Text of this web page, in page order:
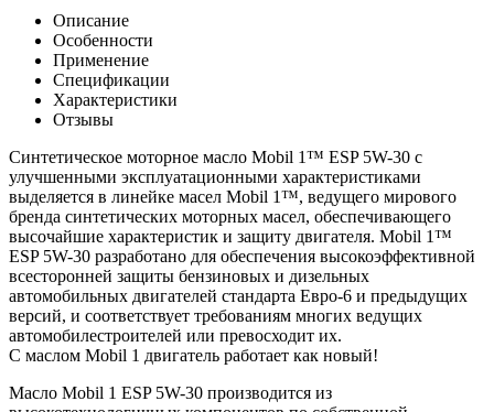
Описание
Особенности
Применение
Спецификации
Характеристики
Отзывы
Синтетическое моторное масло Mobil 1™ ESP 5W-30 с
улучшенными эксплуатационными характеристиками
выделяется в линейке масел Mobil 1™, ведущего мирового
бренда синтетических моторных масел, обеспечивающего
высочайшие характеристик и защиту двигателя. Mobil 1™
ESP 5W-30 разработано для обеспечения высокоэффективной
всесторонней защиты бензиновых и дизельных
автомобильных двигателей стандарта Евро-6 и предыдущих
версий, и соответствует требованиям многих ведущих
автомобилестроителей или превосходит их.
С маслом Mobil 1 двигатель работает как новый!
Масло Mobil 1 ESP 5W-30 производится из